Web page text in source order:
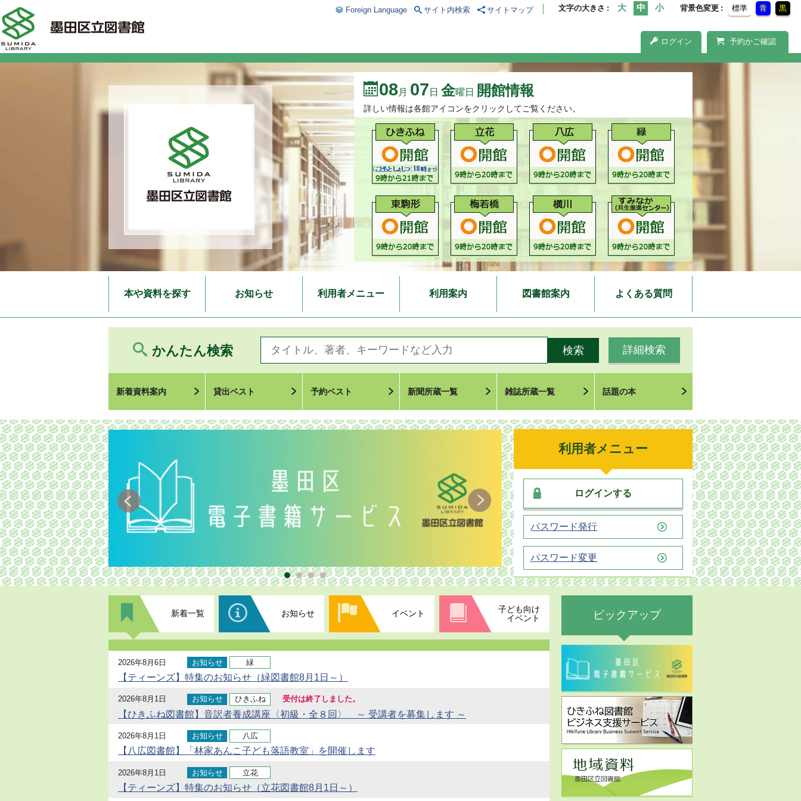
文字の大きさ 背景色変更 標準 青 黒
ログイン 予約かご確認
Foreign Language サイト内検索 サイトマップ
08月 07 日 金曜日 開館情報
詳しい情報は各館アイコンをクリックしてご覧ください。
本や資料を探す お知らせ 利用者メニュー 利用案内 図書館案内 よくある質問
かんたん検索 詳細検索
新着資料案内 貸出ベスト 予約ベスト 新聞所蔵一覧 雑誌所蔵一覧 話題の本
利用者メニュー
ログインする
パスワード発行
パスワード変更
新着一覧 お知らせ イベント
子ども向け
イベント
2026年8月6日 お知らせ 緑
【ティーンズ】特集のお知らせ（緑図書館8月1日～）
2026年8月1日 お知らせ ひきふね 受付は終了しました。
【ひきふね図書館】音訳者養成講座〈初級・全８回〉 ～ 受講者を募集します ～
2026年8月1日 お知らせ 八広
【八広図書館】「林家あんこ子ども落語教室」を開催します
2026年8月1日 お知らせ 立花
【ティーンズ】特集のお知らせ（立花図書館8月1日～）
ピックアップ